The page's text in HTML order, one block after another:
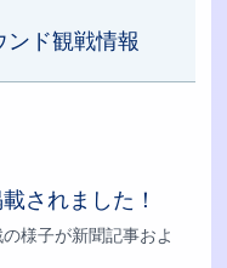
ド観戦情報
されました！
様子が新聞記事およ